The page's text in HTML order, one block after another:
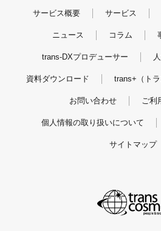
サービス概要 サービス
ニュース コラム
trans-DXプロデューサー
資料ダウンロード trans+（ト
お問い合わせ ご利
個人情報の取り扱いについて
サイトマップ